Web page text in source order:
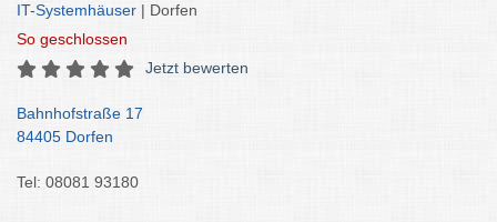
IT-Systemhäuser | Dorfen
So geschlossen
Jetzt bewerten
Bahnhofstraße 17
84405 Dorfen
Tel: 08081 93180